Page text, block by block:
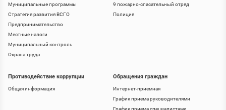
Муниципальные программы
Стратегия развития ВСГО
Предпринимательство
Местные налоги
Муниципальный контроль
Охрана труда
9 пожарно-спасательный отряд
Полиция
Противодействие коррупции
Общая информация
Обращения граждан
Интернет-приемная
График приема руководителями
График приема специалистами